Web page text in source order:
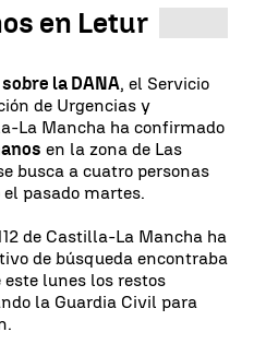
en Letur
la DANA, el Servicio
de Urgencias y
La Mancha ha confirmado
en la zona de Las
busca a cuatro personas
pasado martes.
de Castilla-La Mancha ha
de búsqueda encontraba
este lunes los restos
la Guardia Civil para